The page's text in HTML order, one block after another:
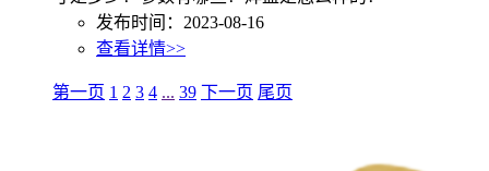
发布时间：2023-08-16
查看详情>>
第一页 1 2 3 4 ... 39 下一页 尾页